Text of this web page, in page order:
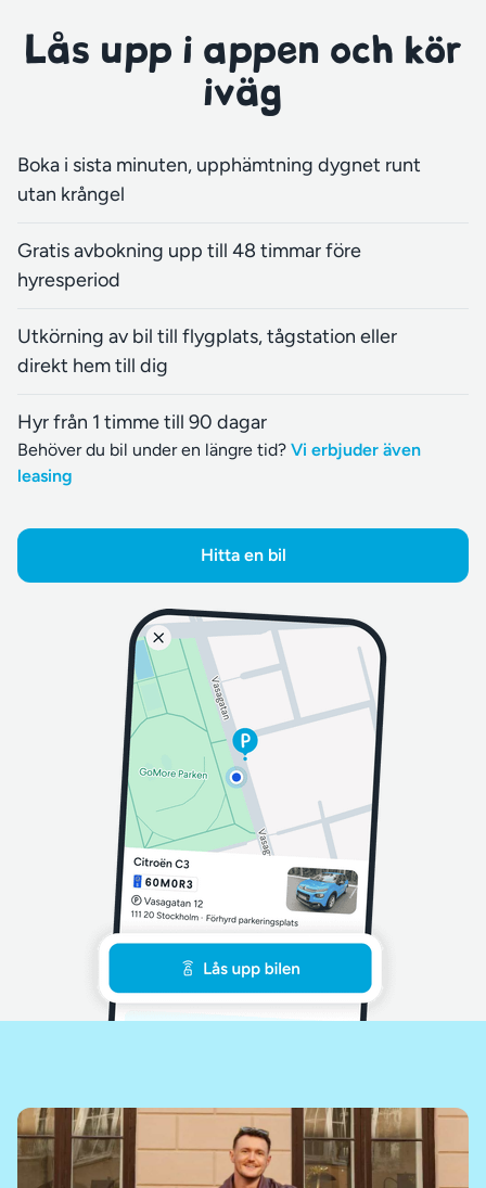
Lås upp i appen och kör
iväg
Boka i sista minuten, upphämtning dygnet runt
utan krångel
Gratis avbokning upp till 48 timmar före
hyresperiod
Utkörning av bil till flygplats, tågstation eller
direkt hem till dig
Hyr från 1 timme till 90 dagar
Behöver du bil under en längre tid? Vi erbjuder även
leasing
Hitta en bil